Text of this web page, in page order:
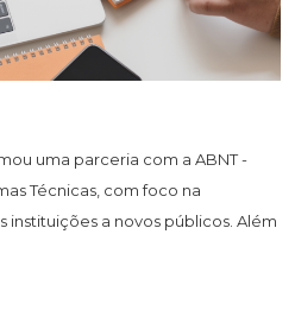
uma parceria com a ABNT -
Técnicas, com foco na
instituições a novos públicos. Além